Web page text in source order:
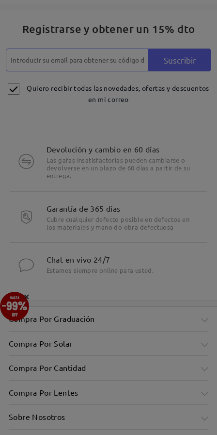
Registrarse y obtener un 15% dto
Suscribir
Quiero recibir todas las novedades, ofertas y descuentos
en mi correo
Devolución y cambio en 60 días
Las gafas insatisfactorias pueden cambiarse o
devolverse en un plazo de 60 días a partir de su
entrega.
Garantía de 365 días
Cubre cualquier defecto posible en defectos en
los materiales y mano do obra defectuosa
Chat en vivo 24/7
Estamos siempre online para usted.
Compra Por Graduación
Compra Por Solar
Compra Por Cantidad
Compra Por Lentes
Sobre Nosotros
×